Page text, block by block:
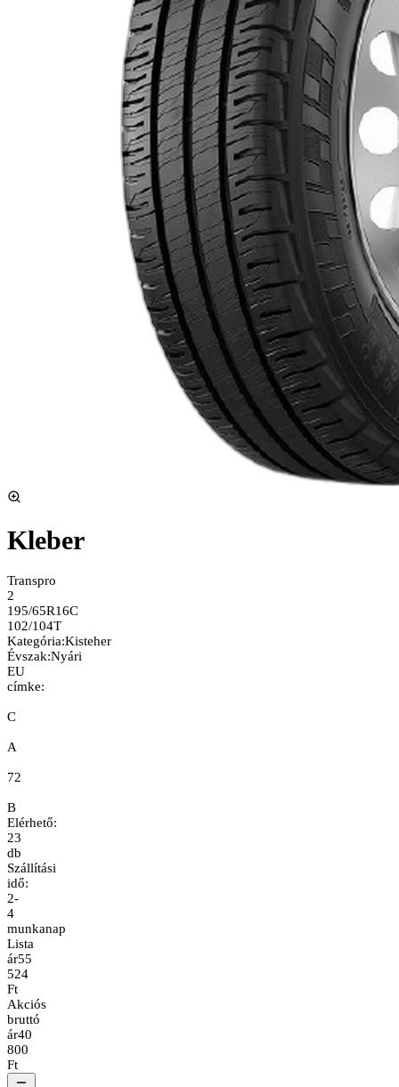
Kleber
Transpro
2
195/65R16C
102/104T
Kategória:Kisteher
Évszak:Nyári
EU
címke:
C
A
72
B
Elérhető:
23
db
Szállítási
idő:
2-
4
munkanap
Lista
ár55
524
Ft
Akciós
bruttó
ár40
800
Ft